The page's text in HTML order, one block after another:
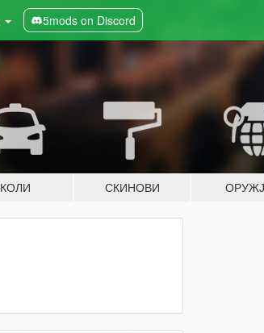
5mods on Discord
КОЛИ СКИНОВИ